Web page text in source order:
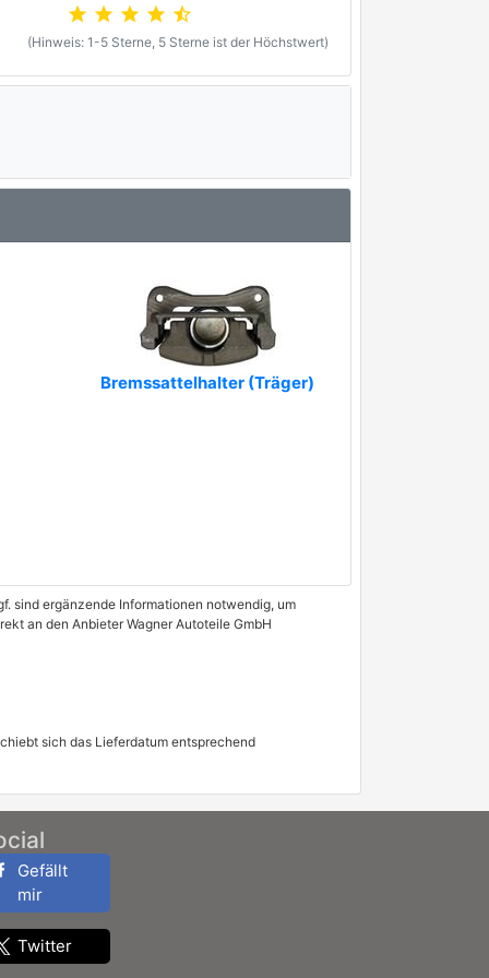
star star star star star_half
(Hinweis: 1-5 Sterne, 5 Sterne ist der Höchstwert)
Bremssattelhalter (Träger)
sind ergänzende Informationen notwendig, um
an den Anbieter Wagner Autoteile GmbH
sich das Lieferdatum entsprechend
Gefällt
mir
Twitter